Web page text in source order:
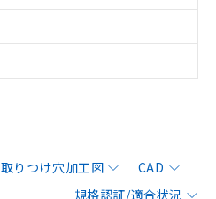
取りつけ穴加工図
CAD
規格認証/適合状況